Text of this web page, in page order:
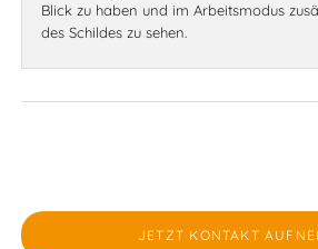
Blick zu haben und im Arbeitsmodus
des Schildes zu sehen.
JETZT KONTAKT